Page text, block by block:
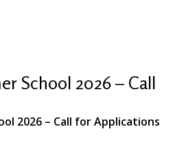
School 2026 – Call
2026 – Call for Applications